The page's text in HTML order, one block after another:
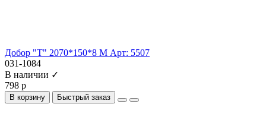
Добор "Т" 2070*150*8 М Арт: 5507
031-1084
В наличии ✓
798 р
В корзину Быстрый заказ